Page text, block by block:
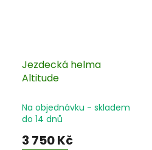
Jezdecká helma
Altitude
Na objednávku - skladem
do 14 dnů
3 750 Kč